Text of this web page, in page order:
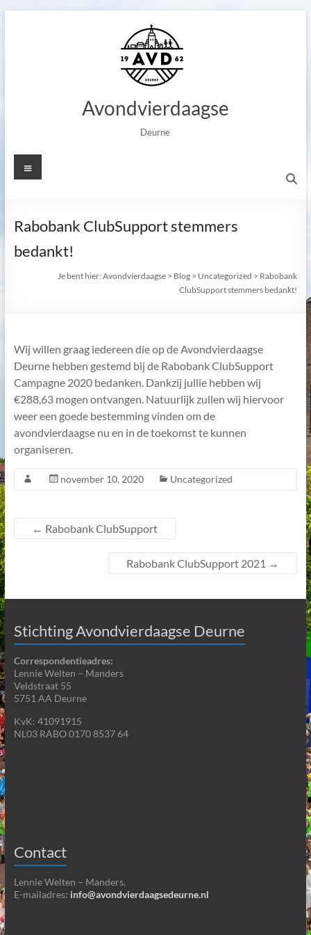
Avondvierdaagse
Deurne
Menu
Rabobank ClubSupport stemmers
bedankt!
Je bent hier:Avondvierdaagse > Blog > Uncategorized > Rabobank
ClubSupport stemmers bedankt!
Wij willen graag iedereen die op de Avondvierdaagse
Deurne hebben gestemd bij de Rabobank ClubSupport
Campagne 2020 bedanken. Dankzij jullie hebben wij
€288,63 mogen ontvangen. Natuurlijk zullen wij hiervoor
weer een goede bestemming vinden om de
avondvierdaagse nu en in de toekomst te kunnen
organiseren.
november 10, 2020 Uncategorized
← Rabobank ClubSupport
Rabobank ClubSupport 2021 →
Stichting Avondvierdaagse Deurne
Correspondentieadres:
Lennie Welten – Manders
Veldstraat 55
5751 AA Deurne
KvK: 41091915
NL03 RABO 0170 8537 64
Contact
Lennie Welten – Manders,
E-mailadres: info@avondvierdaagsedeurne.nl